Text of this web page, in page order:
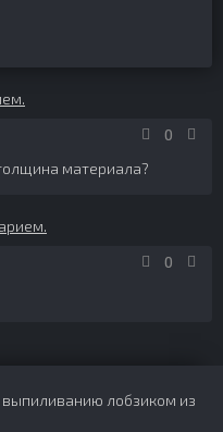
0
материала?
0
лобзиком из